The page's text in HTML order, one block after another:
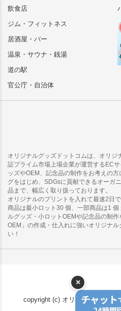
飲食店
ジム・フィットネス
居酒屋・バー
温泉・サウナ・銭湯
道の駅
官公庁・自治体
オリジナルグッズドットコムは、オリジ
証プライム市場上場企業が運営するEC
ッズやOEM、記念品の制作をお考えの
グをはじめ、SDGsに貢献できるオーガ
品まで、幅広く取り扱っております。
オリジナルのプリントを入れて最速2日
商品は最小ロット30 個、一部商品は1
ルグッズ・小ロットOEMや記念品の制
OEM」の作成・仕入れに強いオリジナ
い！
copyright (c) オリジナルグッズ
×